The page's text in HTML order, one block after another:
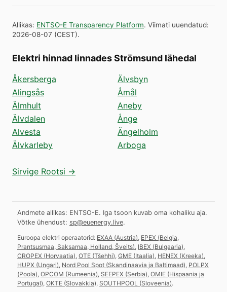
Allikas: ENTSO-E Transparency Platform. Viimati uuendatud:
2026-08-07 (CEST).
Elektri hinnad linnades Strömsund lähedal
Åkersberga
Alingsås
Älmhult
Älvdalen
Alvesta
Älvkarleby
Älvsbyn
Åmål
Aneby
Ånge
Ängelholm
Arboga
Sirvige Rootsi →
Andmete allikas: ENTSO-E. Iga tsoon kuvab oma kohaliku aja.
Võtke ühendust: sp@euenergy.live.
Euroopa elektri operaatorid: EXAA (Austria) EPEX (Belgia,
Prantsusmaa, Saksamaa, Holland, Šveits) IBEX (Bulgaaria)
CROPEX (Horvaatia) OTE (Tšehhi) GME (Itaalia) HENEX (Kreeka)
HUPX (Ungari) Nord Pool Spot (Skandinaavia ja Baltimaad) POLPX
(Poola) OPCOM (Rumeenia) SEEPEX (Serbia) OMIE (Hispaania ja
Portugal) OKTE (Slovakkia) SOUTHPOOL (Sloveenia).